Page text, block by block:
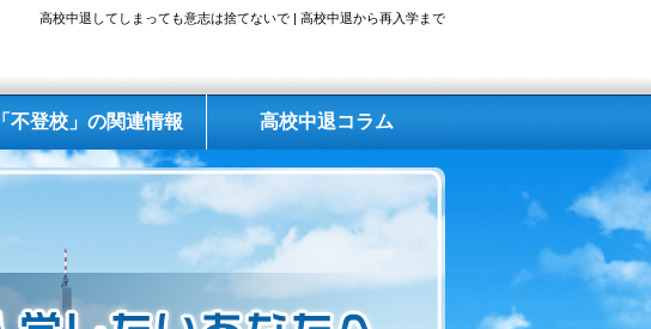
高校中退してしまっても意志は捨てないで | 高校中退から再入学まで
「不登校」の関連情報 高校中退コラム